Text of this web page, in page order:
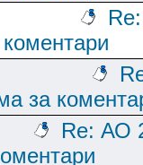
за
Re: АО